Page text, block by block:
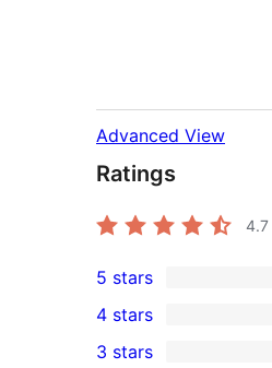
Advanced View
Ratings
4.7
44
5-
star
5 stars
4-
4 stars
3 stars